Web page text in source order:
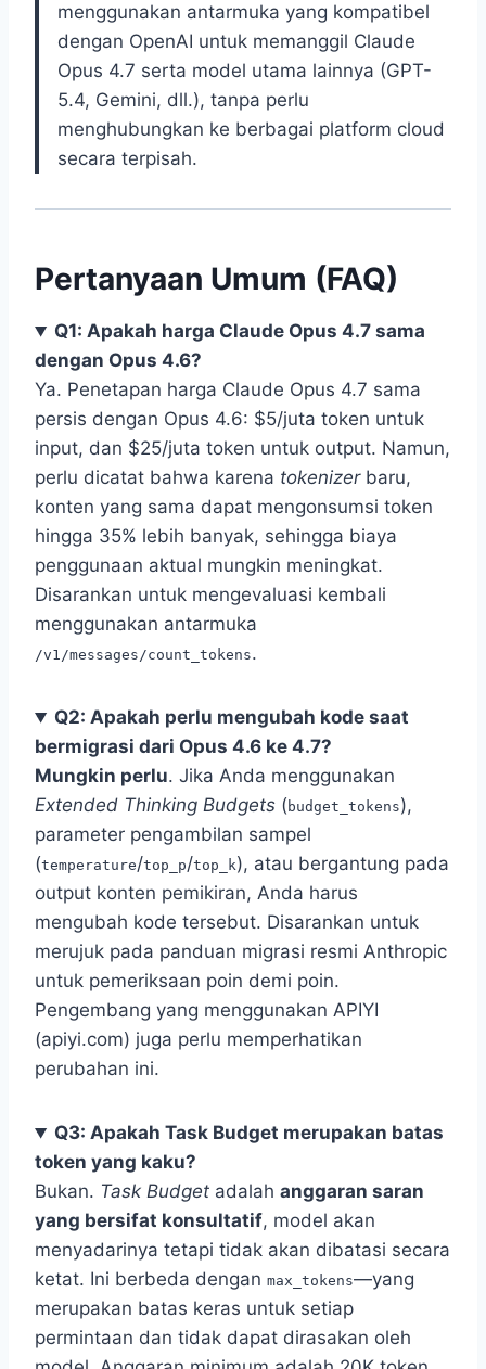
menggunakan antarmuka yang kompatibel
dengan OpenAI untuk memanggil Claude
Opus 4.7 serta model utama lainnya (GPT-
5.4, Gemini, dll.), tanpa perlu
menghubungkan ke berbagai platform cloud
secara terpisah.
Pertanyaan Umum (FAQ)
Q1: Apakah harga Claude Opus 4.7 sama
dengan Opus 4.6?
Ya. Penetapan harga Claude Opus 4.7 sama
persis dengan Opus 4.6: $5/juta token untuk
input, dan $25/juta token untuk output. Namun,
perlu dicatat bahwa karena tokenizerbaru,
konten yang sama dapat mengonsumsi token
hingga 35% lebih banyak, sehingga biaya
penggunaan aktual mungkin meningkat.
Disarankan untuk mengevaluasi kembali
menggunakan antarmuka
/v1/messages/count_tokens.
Q2: Apakah perlu mengubah kode saat
bermigrasi dari Opus 4.6 ke 4.7?
Mungkin perlu. Jika Anda menggunakan
Extended Thinking Budgets (budget_tokens),
parameter pengambilan sampel
(temperature/top_p/top_k), atau bergantung pada
output konten pemikiran, Anda harus
mengubah kode tersebut. Disarankan untuk
merujuk pada panduan migrasi resmi Anthropic
untuk pemeriksaan poin demi poin.
Pengembang yang menggunakan APIYI
(apiyi.com) juga perlu memperhatikan
perubahan ini.
Q3: Apakah Task Budget merupakan batas
token yang kaku?
Bukan. Task Budget adalah anggaran saran
yang bersifat konsultatif, model akan
menyadarinya tetapi tidak akan dibatasi secara
ketat. Ini berbeda dengan max_tokens—yang
merupakan batas keras untuk setiap
permintaan dan tidak dapat dirasakan oleh